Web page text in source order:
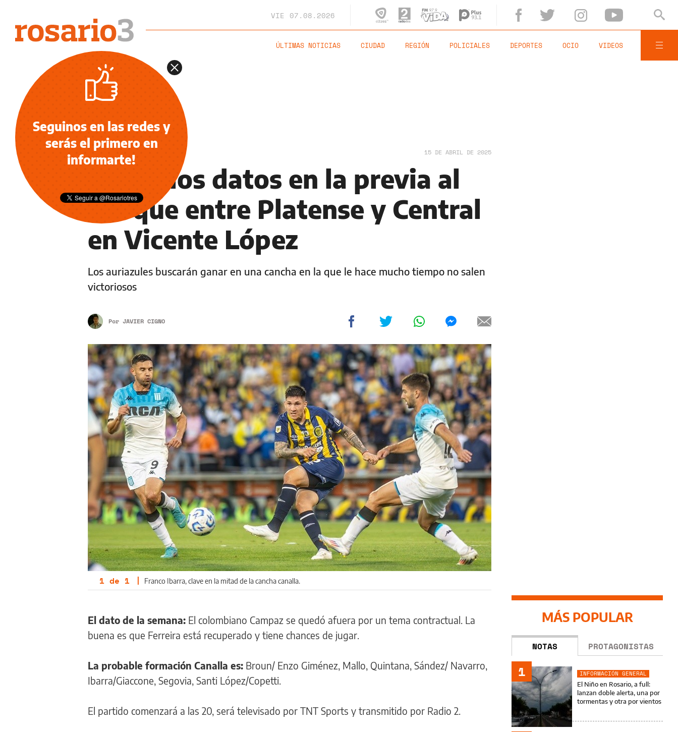
VIE 07.08.2026
ÚLTIMAS NOTICIAS CIUDAD REGIÓN POLICIALES DEPORTES OCIO VIDEOS
TORNEO APERTURA 15 DE ABRIL DE 2025
Todos los datos en la previa al
choque entre Platense y Central
en Vicente López
Los auriazules buscarán ganar en una cancha en la que le hace mucho tiempo no salen
victoriosos
Por JAVIER CIGNO
1 de 1 | Franco Ibarra, clave en la mitad de la cancha canalla.
El dato de la semana: El colombiano Campaz se quedó afuera por un tema contractual. La
buena es que Ferreira está recuperado y tiene chances de jugar.
La probable formación Canalla es: Broun/ Enzo Giménez, Mallo, Quintana, Sández/ Navarro,
Ibarra/Giaccone, Segovia, Santi López/Copetti.
El partido comenzará a las 20, será televisado por TNT Sports y transmitido por Radio 2.
MÁS POPULAR
NOTAS PROTAGONISTAS
1
INFORMACIÓN GENERAL
El Niño en Rosario, a full:
lanzan doble alerta, una por
tormentas y otra por vientos
Seguinos en las redes y
serás el primero en
informarte!